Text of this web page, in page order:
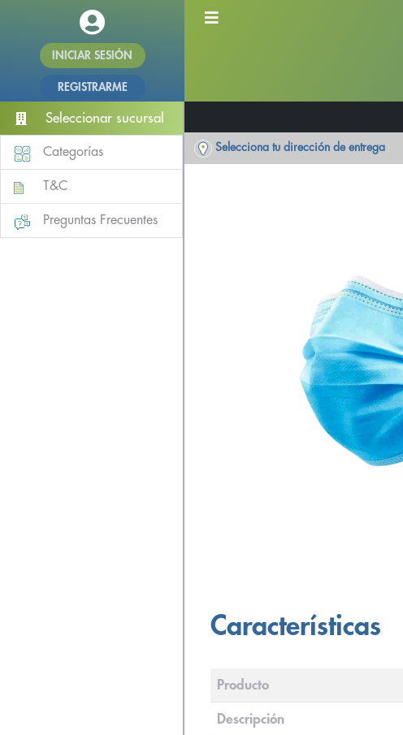
INICIAR SESIÓN
REGISTRARME
Seleccionar sucursal
Categorías
T&C
Preguntas Frecuentes
Selecciona tu dirección de entrega
Características
Producto
Descripción